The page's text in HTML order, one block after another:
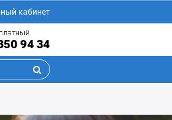
кабинет
94 34